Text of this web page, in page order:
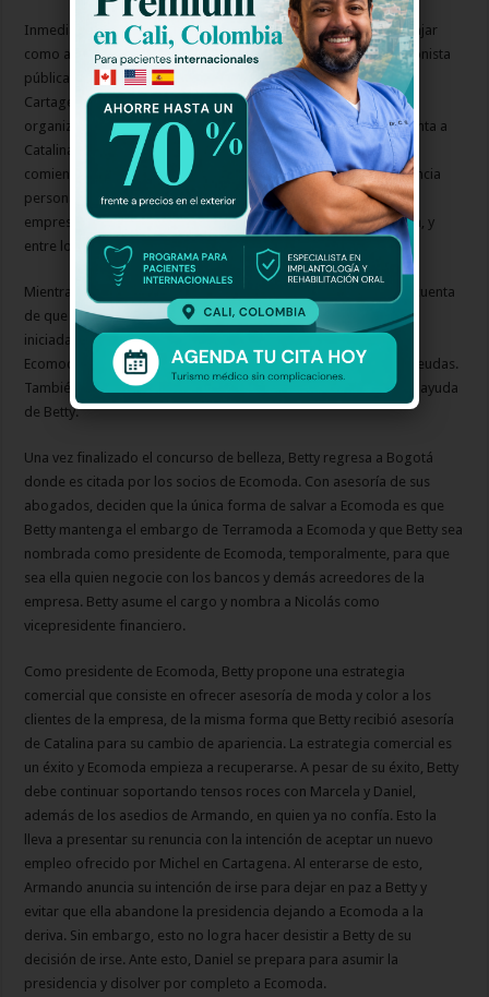
Inmediatamente después de su renuncia, Betty empieza a trabajar
como asistente de Catalina Ángel (Celmira Luzardo), una relacionista
pública contratada frecuentemente por Ecomoda. Betty se va a
Cartagena con Catalina, quien está a cargo de parte de la
organización del Concurso Nacional de Belleza. Allí Betty le cuenta a
Catalina la verdad de todo lo que pasó en Ecomoda y Catalina
comienza a asesorar a Betty para ayudarle a mejorar su apariencia
personal. Betty conoce a Michel Doinel (Patrick Delmas), un
empresario francés radicado en Cartagena y amigo de Catalina, y
entre los dos comienza a haber algo de atracción.
Mientras tanto, en Bogotá la junta directiva de Ecomoda se da cuenta
de que para salvar a Ecomoda necesitan mantener la estrategia
iniciada por Armando (el embargo preventivo de Terramoda a
Ecomoda) durante varios meses mientras Ecomoda paga sus deudas.
También se dan cuenta de que para lograr esto necesitan de la ayuda
de Betty.
Una vez finalizado el concurso de belleza, Betty regresa a Bogotá
donde es citada por los socios de Ecomoda. Con asesoría de sus
abogados, deciden que la única forma de salvar a Ecomoda es que
Betty mantenga el embargo de Terramoda a Ecomoda y que Betty sea
nombrada como presidente de Ecomoda, temporalmente, para que
sea ella quien negocie con los bancos y demás acreedores de la
empresa. Betty asume el cargo y nombra a Nicolás como
vicepresidente financiero.
Como presidente de Ecomoda, Betty propone una estrategia
comercial que consiste en ofrecer asesoría de moda y color a los
clientes de la empresa, de la misma forma que Betty recibió asesoría
de Catalina para su cambio de apariencia. La estrategia comercial es
un éxito y Ecomoda empieza a recuperarse. A pesar de su éxito, Betty
debe continuar soportando tensos roces con Marcela y Daniel,
además de los asedios de Armando, en quien ya no confía. Esto la
lleva a presentar su renuncia con la intención de aceptar un nuevo
empleo ofrecido por Michel en Cartagena. Al enterarse de esto,
Armando anuncia su intención de irse para dejar en paz a Betty y
evitar que ella abandone la presidencia dejando a Ecomoda a la
deriva. Sin embargo, esto no logra hacer desistir a Betty de su
decisión de irse. Ante esto, Daniel se prepara para asumir la
presidencia y disolver por completo a Ecomoda.